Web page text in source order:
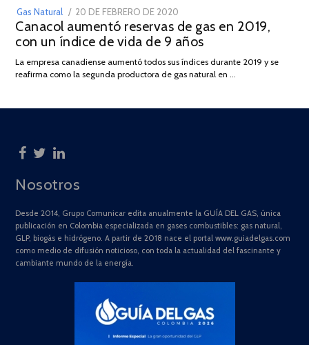
Gas Natural
POSTED
ON
20 DE FEBRERO DE 2020
DE
JULIO
2025
Canacol aumentó reservas de gas en 2019,
con un índice de vida de 9 años
La empresa canadiense aumentó todos sus índices durante 2019 y se
reafirma como la segunda productora de gas natural en …
Nosotros
Desde 2014, Grupo Comunicar edita anualmente la GUÍA DEL GAS, única
publicación en Colombia especializada en gases combustibles: gas natural,
GLP, biogás e hidrógeno. A partir de 2018 nace el portal www.guiadelgas.com
como medio de difusión noticioso, con toda la actualidad del fascinante y
cambiante mundo de la energía.